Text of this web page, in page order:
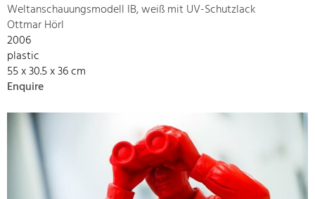
Weltanschauungsmodell IB, weiß mit UV-Schutzlack
Ottmar Hörl
2006
plastic
55 x 30.5 x 36 cm
Enquire